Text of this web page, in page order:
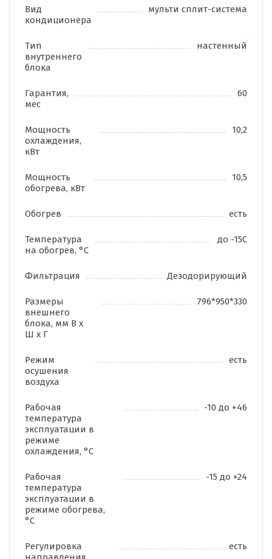
Вид
кондиционера
мульти сплит-система
Тип
внутреннего
блока
настенный
Гарантия,
мес
60
Мощность
охлаждения,
кВт
10,2
Мощность
обогрева, кВт
10,5
Обогрев есть
Температура
на обогрев, °C
до -15С
Фильтрация Дезодорирующий
Размеры
внешнего
блока, мм В х
Ш х Г
796*950*330
Режим
осушения
воздуха
есть
Рабочая
температура
эксплуатации в
режиме
охлаждения, °C
-10 до +46
Рабочая
температура
эксплуатации в
режиме обогрева,
°C
-15 до +24
Регулировка
есть